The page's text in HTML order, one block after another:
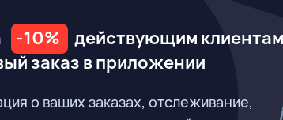
-10%
действующим клиентам
заказ в приложении
о ваших заказах, отслеживание,